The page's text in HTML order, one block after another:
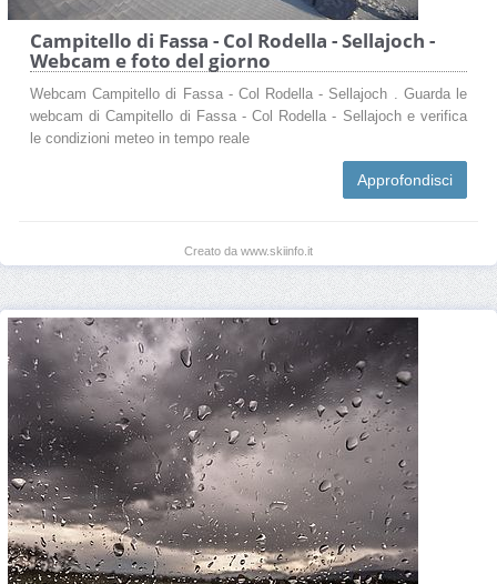
Campitello di Fassa - Col Rodella - Sellajoch -
Webcam e foto del giorno
Webcam Campitello di Fassa - Col Rodella - Sellajoch . Guarda le
webcam di Campitello di Fassa - Col Rodella - Sellajoch e verifica
le condizioni meteo in tempo reale
Approfondisci
Creato da www.skiinfo.it